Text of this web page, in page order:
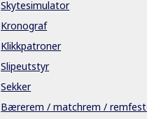
Skytesimulator
Kronograf
Klikkpatroner
Slipeutstyr
Sekker
Bærerem / matchrem /